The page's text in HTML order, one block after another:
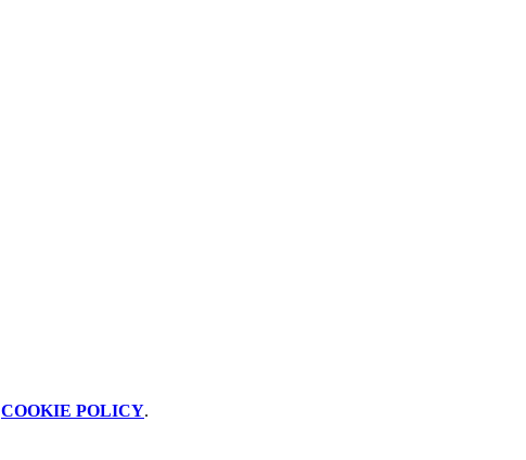
COOKIE POLICY.